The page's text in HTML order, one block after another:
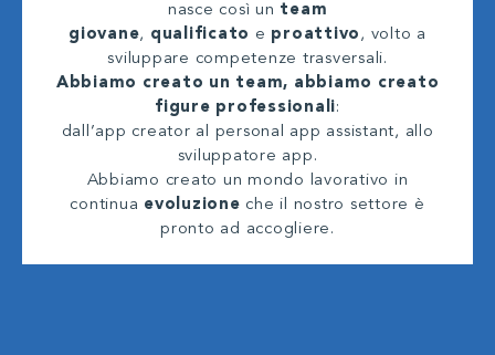
nasce così un team
giovane, qualificato e proattivo , volto a
sviluppare competenze trasversali.
Abbiamo creato un team, abbiamo creato
figure professionali:
dall’app creator al personal app assistant, allo
sviluppatore app.
Abbiamo creato un mondo lavorativo in
continua evoluzione che il nostro settore è
pronto ad accogliere.